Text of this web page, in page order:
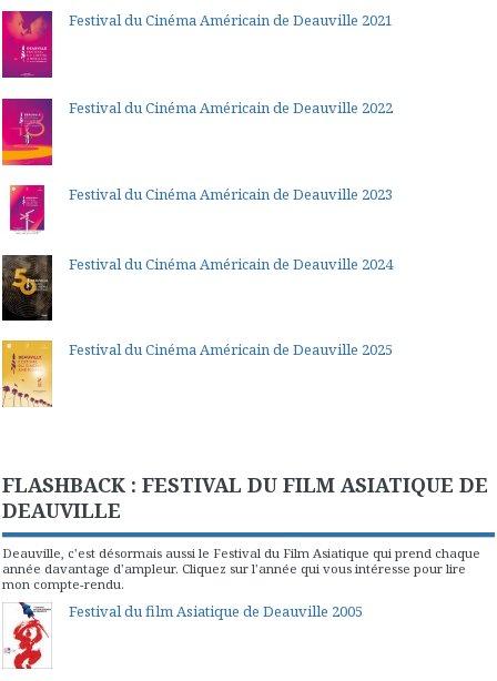
Festival du Cinéma Américain de Deauville 2021
Festival du Cinéma Américain de Deauville 2022
Festival du Cinéma Américain de Deauville 2023
Festival du Cinéma Américain de Deauville 2024
Festival du Cinéma Américain de Deauville 2025
FLASHBACK : FESTIVAL DU FILM ASIATIQUE DE
DEAUVILLE
Deauville, c'est désormais aussi le Festival du Film Asiatique qui prend chaque
année davantage d'ampleur. Cliquez sur l'année qui vous intéresse pour lire
mon compte-rendu.
Festival du film Asiatique de Deauville 2005